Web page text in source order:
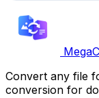
Convert any file
conversion for